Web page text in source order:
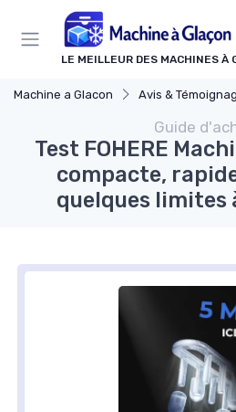
LE MEILLEUR DES MACHINES À
Machine a Glacon Avis &
Guide
Test FOHERE
compacte,
quelques limites
Panneau de gestion des cookies